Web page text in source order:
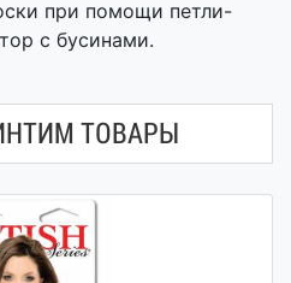
при помощи петли-
с бусинами.
ТОВАРЫ